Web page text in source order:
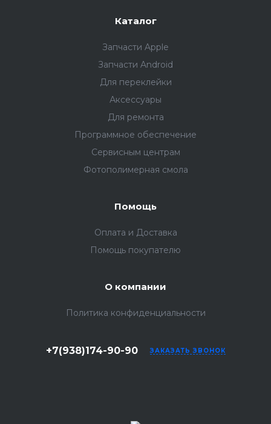
Каталог
Запчасти Apple
Запчасти Android
Для переклейки
Аксессуары
Для ремонта
Программное обеспечение
Сервисным центрам
Фотополимерная смола
Помощь
Оплата и Доставка
Помощь покупателю
О компании
Политика конфиденциальности
+7(938)174-90-90 ЗАКАЗАТЬ ЗВОНОК